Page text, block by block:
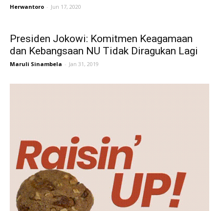
Herwantoro - Jun 17, 2020
Presiden Jokowi: Komitmen Keagamaan
dan Kebangsaan NU Tidak Diragukan Lagi
Maruli Sinambela - Jan 31, 2019